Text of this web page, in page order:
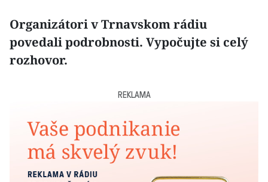
Organizátori v Trnavskom rádiu
povedali podrobnosti. Vypočujte si celý
rozhovor.
REKLAMA